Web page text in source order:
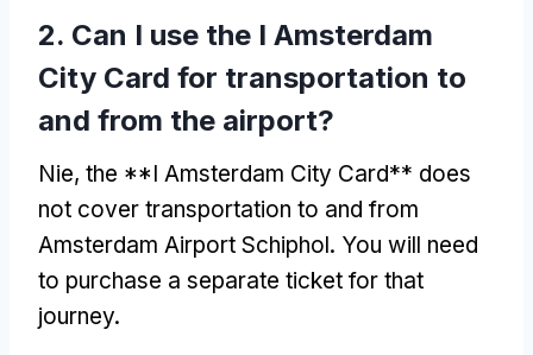
2. Can I use the I Amsterdam
City Card for transportation to
and from the airport?
Nie, the **I Amsterdam City Card** does
not cover transportation to and from
Amsterdam Airport Schiphol. You will need
to purchase a separate ticket for that
journey.